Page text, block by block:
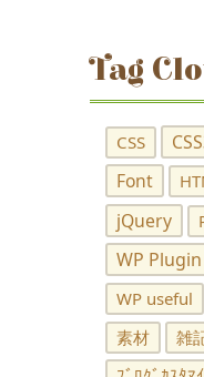
Tag
CSS
Font
jQuery
WP Plugin
WP useful
素材 雑